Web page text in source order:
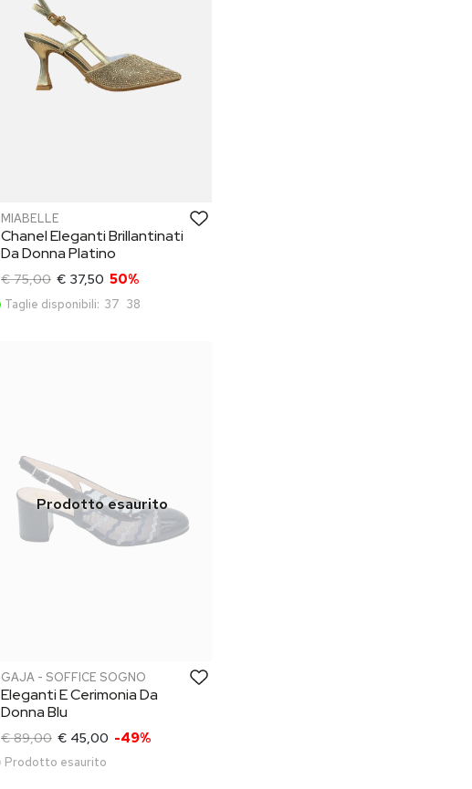
MIABELLE
Chanel Eleganti Brillantinati
Da Donna Platino
€ 75,00 € 37,50 50%
Taglie disponibili: 37 38
GAJA - SOFFICE SOGNO
Eleganti E Cerimonia Da
Donna Blu
€ 89,00 € 45,00 -49%
Prodotto esaurito